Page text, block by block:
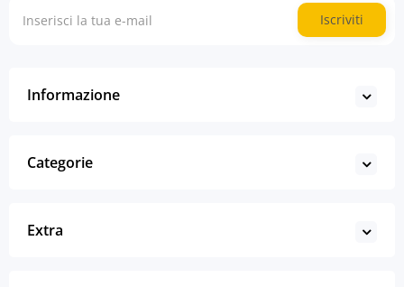
Iscriviti
Informazione
Categorie
Extra